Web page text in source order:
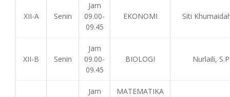
XII-A Senin
Jam
09.00-
09.45
EKONOMI Siti
XII-B Senin
Jam
09.00-
09.45
BIOLOGI Nurlaili,
Jam
MATEMATIKA